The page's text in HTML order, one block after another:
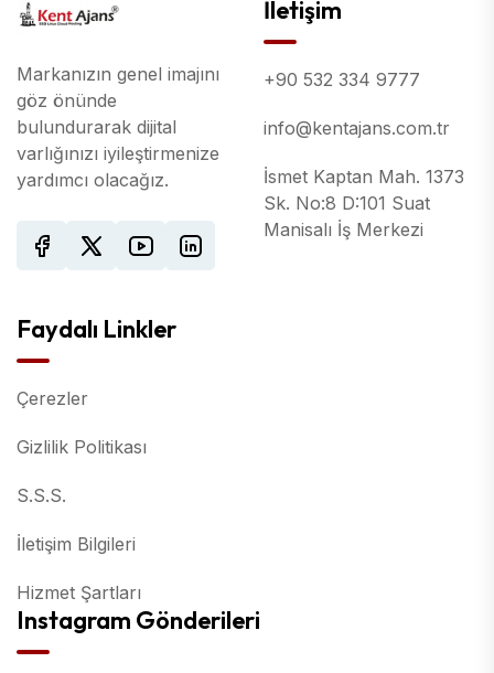
Markanızın genel imajını
göz önünde
bulundurarak dijital
varlığınızı iyileştirmenize
yardımcı olacağız.
İletişim
+90 532 334 9777
info@kentajans.com.tr
İsmet Kaptan Mah. 1373
Sk. No:8 D:101 Suat
Manisalı İş Merkezi
Faydalı Linkler
Çerezler
Gizlilik Politikası
S.S.S.
İletişim Bilgileri
Hizmet Şartları
Instagram Gönderileri